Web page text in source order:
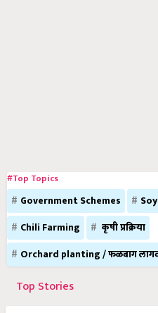
#Top Topics
Government Schemes
Chili Farming
कृषी प्रक्रिया
Orchard planting / फळबाग
Top Stories